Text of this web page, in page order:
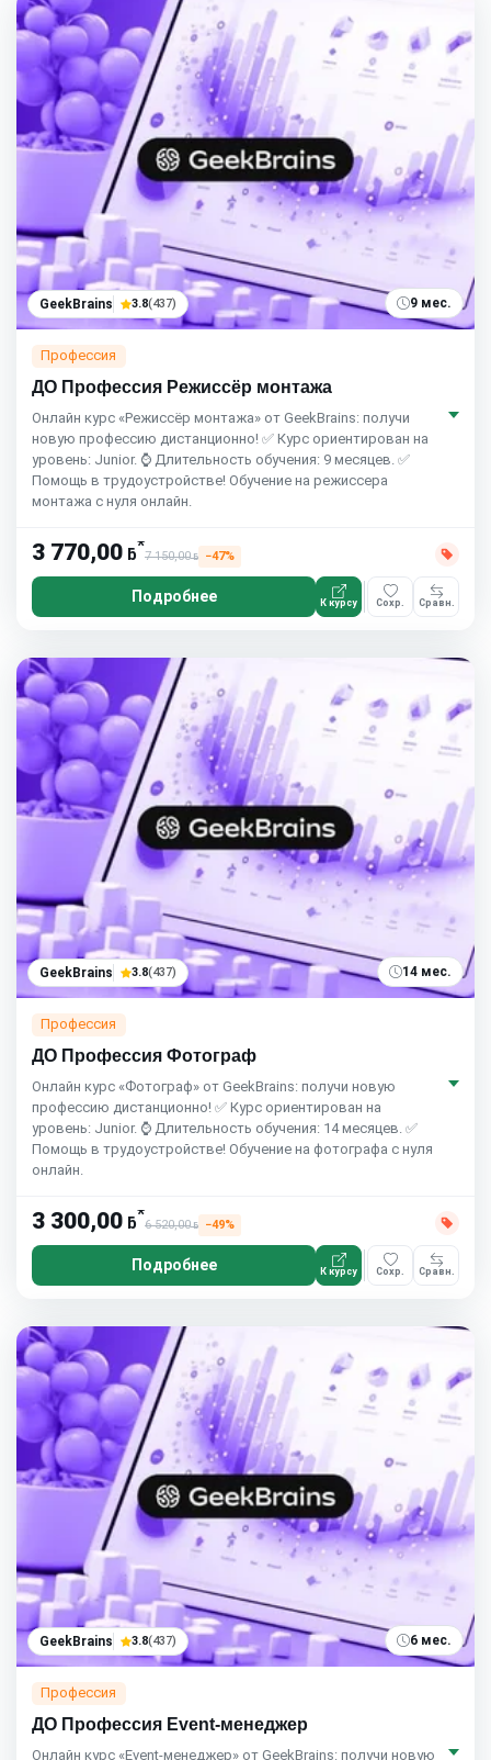
GeekBrains 3.8(437) 9 мес.
Профессия
ДО Профессия Режиссёр монтажа
Онлайн курс «Режиссёр монтажа» от GeekBrains: получи
новую профессию дистанционно! ✅ Курс ориентирован на
уровень: Junior. ⌚ Длительность обучения: 9 месяцев. ✅
Помощь в трудоустройстве! Обучение на режиссера
монтажа с нуля онлайн.
3 770,00 ƃ*
7 150,00ƃ −47%
Подробнее К курсу Сохр. Сравн.
GeekBrains 3.8(437) 14 мес.
Профессия
ДО Профессия Фотограф
Онлайн курс «Фотограф» от GeekBrains: получи новую
профессию дистанционно! ✅ Курс ориентирован на
уровень: Junior. ⌚ Длительность обучения: 14 месяцев. ✅
Помощь в трудоустройстве! Обучение на фотографа с нуля
онлайн.
3 300,00 ƃ*
6 520,00ƃ −49%
Подробнее К курсу Сохр. Сравн.
GeekBrains 3.8(437) 6 мес.
Профессия
ДО Профессия Event-менеджер
Онлайн курс «Event-менеджер» от GeekBrains: получи новую